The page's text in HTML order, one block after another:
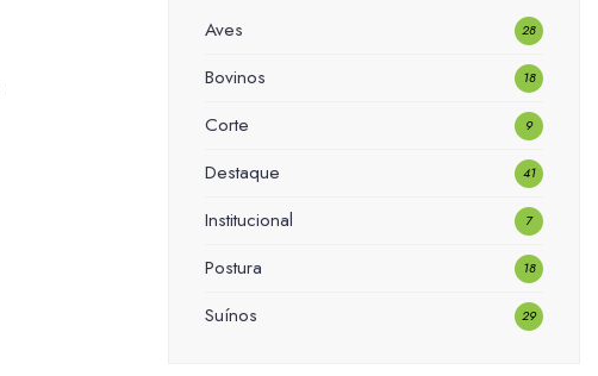
Aves 28
Bovinos 18
Corte 9
Destaque 41
Institucional 7
Postura 18
Suínos 29